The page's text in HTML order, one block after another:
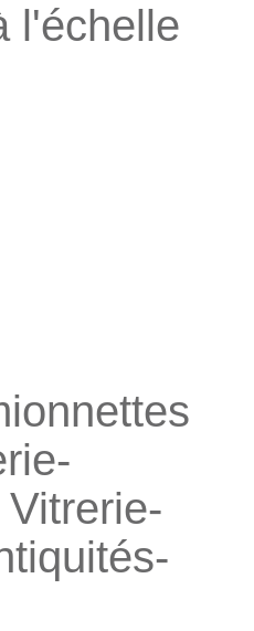
l'échelle